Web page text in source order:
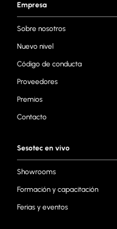
Empresa
Sobre nosotros
Nuevo nivel
Código de conducta
Proveedores
Premios
Contacto
Sesotec en vivo
Showrooms
Formación y capacitación
Ferias y eventos